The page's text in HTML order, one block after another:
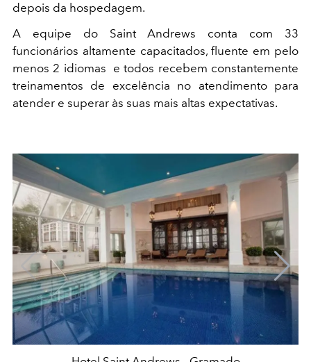
depois da hospedagem.
A equipe do Saint Andrews conta com 33
funcionários altamente capacitados, fluente em pelo
menos 2 idiomas e todos recebem constantemente
treinamentos de excelência no atendimento para
atender e superar às suas mais altas expectativas.